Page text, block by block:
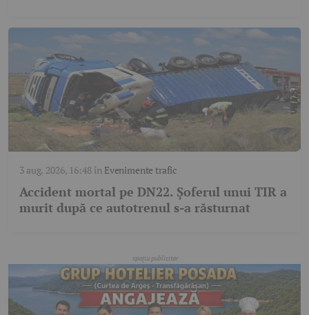
3 aug. 2026, 16:48în Evenimente trafic
Accident mortal pe DN22. Șoferul unui TIR a
murit după ce autotrenul s-a răsturnat